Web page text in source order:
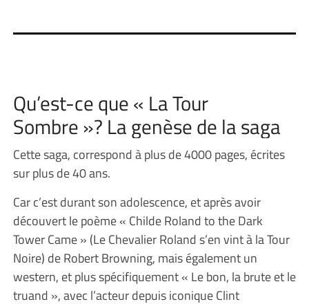
Qu’est-ce que « La Tour
Sombre »? La genèse de la saga
Cette saga, correspond à plus de 4000 pages, écrites
sur plus de 40 ans.
Car c’est durant son adolescence, et après avoir
découvert le poème « Childe Roland to the Dark
Tower Came » (Le Chevalier Roland s’en vint à la Tour
Noire) de Robert Browning, mais également un
western, et plus spécifiquement « Le bon, la brute et le
truand », avec l’acteur depuis iconique Clint